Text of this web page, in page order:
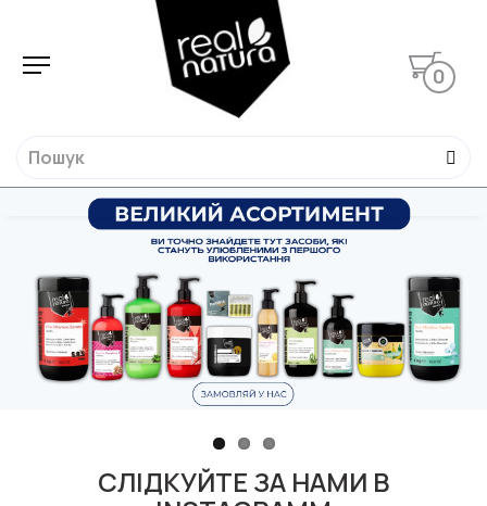
0
СЛІДКУЙТЕ ЗА НАМИ В